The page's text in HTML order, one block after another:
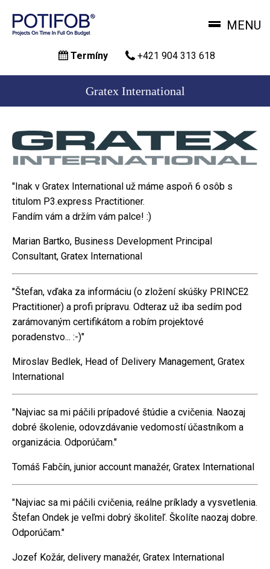
hlavný
MENU
Termíny +421 904 313 618
Gratex International
"Inak v Gratex International už máme aspoň 6 osôb s
titulom P3.express Practitioner.
Fandím vám a držím vám palce! :)
Marian Bartko, Business Development Principal
Consultant, Gratex International
"Štefan, vďaka za informáciu (o zložení skúšky PRINCE2
Practitioner) a profi prípravu. Odteraz už iba sedím pod
zarámovaným certifikátom a robím projektové
poradenstvo... :-)"
Miroslav Bedlek, Head of Delivery Management, Gratex
International
"Najviac sa mi páčili prípadové štúdie a cvičenia. Naozaj
dobré školenie, odovzdávanie vedomostí účastníkom a
organizácia. Odporúčam."
Tomáš Fabčín, junior account manažér, Gratex International
"Najviac sa mi páčili cvičenia, reálne príklady a vysvetlenia.
Štefan Ondek je veľmi dobrý školiteľ. Školíte naozaj dobre.
Odporúčam."
Jozef Kožár, delivery manažér, Gratex International